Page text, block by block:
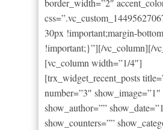
border_width=”2″
30px !important;margin-
!important;}”][/vc_column][/
[vc_column width=”1/4″]
[trx_widget_recent_posts
number=”3″ show_image=”1″
show_author=””
show_counters=””